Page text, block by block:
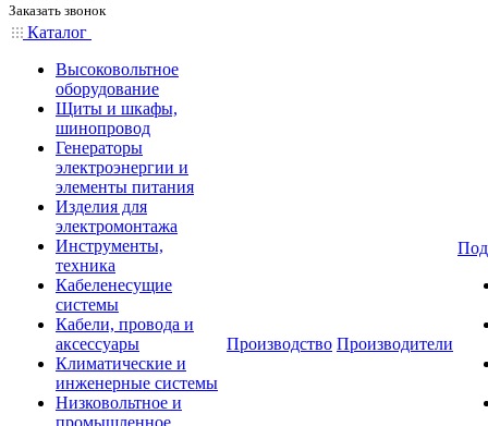
Заказать звонок
Каталог
Высоковольтное
оборудование
Щиты и шкафы,
шинопровод
Генераторы
электроэнергии и
элементы питания
Изделия для
электромонтажа
Инструменты,
техника
Кабеленесущие
системы
Кабели, провода и
аксессуары
Климатические и
инженерные системы
Низковольтное и
промышленное
Производство Производители